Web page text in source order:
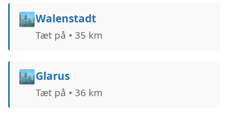
🏙️Walenstadt
Tæt på • 35 km
🏙️Glarus
Tæt på • 36 km